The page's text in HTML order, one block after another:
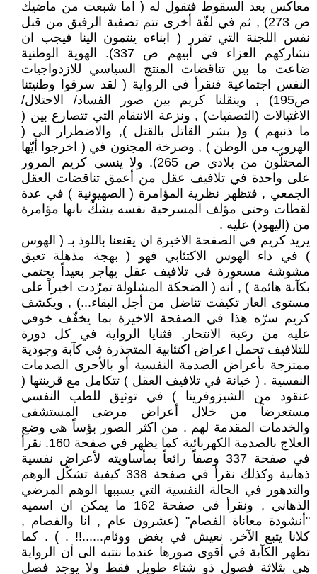
معاكس بعد السقوط فتقول له ( اما شبعت من ماضيك
ص 273) , ثم في لفّة أخرى تتم تصفية الرفيق من قبل
نفس اللجنة التي تقرر ( ابناءه ينتمون الينا فيجب ان
نشاركهم العزاء في أبيهم ص 337). الهوية الوطنية
ضاعت ما بين تناقضات المنتج السياسي للازدواجيات
النفس اجتماعية فنقرأ في الرواية ( لقد سرقوا وطنيتنا
ص195) , وينقلنا كريم بين صور الفساد/ الاحتلال/
الاغتيالات (التصفيات) , ونزعة الانتقام التي تتصارع بين (
ما ذنبهم ) و( بشر القاتل بالقتل ), والاضطرار الى (
الهروب من الوطن ) , وصرخة المجنون في ( اخرجوا أيّها
المحتلّون من بلادي ص 265). ولا ينسى كريم المرور
على واحدة في تلافيف عقل من أعمق تناقضات العقل
الجمعي , فتظهر نظرية المؤامرة ( الصهيونية ) في عدة
لقطات وحتى مؤلف المسرحية نفسه يشكّ بانها مؤامرة
من (اليهود) عليه .
يريد كريم في الصفحة الاخيرة ان يقنعنا باللوذ بـ ( الهوس
) في داء الهوس الاكتئابي فهو ( بهجة مذهلة تعبق
مشوشة مسعورة في تلافيف عقل يهاجر بعيداً يحتمي
بكآبة هائمة ) , أنه ( الضحكة المشلولة تمرّدت اخيراً على
مستوى العار تكيفت تناضل من أجل البقاء...) , ويكشف
كريم سرّه هذا في الصفحة الاخيرة بما يخفّف خوفي
عليه من رغبة الانتحار, فثنايا الرواية في كل دورة
للتلافيف تحمل اعراض اكتئابية المتجذرة في كآبة وجودية
ممتزجة بأعراض الصدمة النفسية أو بالأحرى الصدمات
النفسية . ( خيانة في تلافيف العقل ) تتكامل مع قرينتها (
عنقود من الشيزوفرينا ) في توثيق للطب النفسي
مستعرضاً من خلال أعراض مرضى المستشفى
والخدمات المقدمة لهم . من اكثر الصور بؤساً هي وضع
العلاج بالصدمة الكهربائية كما يظهر في صفحة 160. نقرأ
في صفحة 337 وصفاً رائعاً بمأساويته لأعراض نفسية
ذهانية وكذلك نقرأ في صفحة 338 كيفية تشكّل الوهم
والتدهور في الحالة النفسية التي يسببها الوهم المرضي
الذهاني , ونقرأ في صفحة 162 ما يمكن ان اسميه
"أنشودة معاناة الفصام" (عشرون عام , انا والفصام ,
كلانا يتبع الآخر, نعيش في بغض ووئام......!! . ) . كما
تظهر الكآبة في أقوى صورها عندما ننتبه الى أن الرواية
هي بثلاثة فصول ذو شتاء طويل فقط ولا يوجد فصل